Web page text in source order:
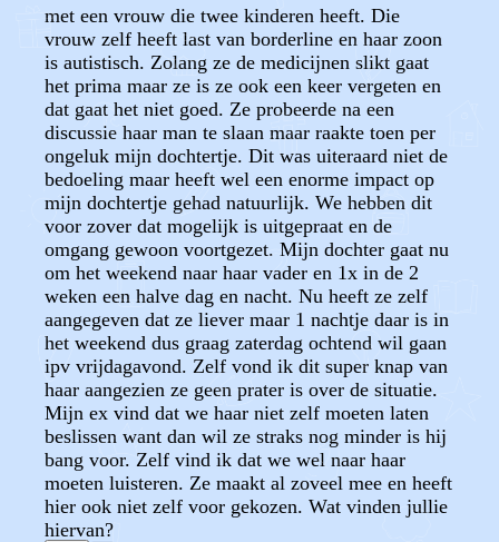
met een vrouw die twee kinderen heeft. Die
vrouw zelf heeft last van borderline en haar zoon
is autistisch. Zolang ze de medicijnen slikt gaat
het prima maar ze is ze ook een keer vergeten en
dat gaat het niet goed. Ze probeerde na een
discussie haar man te slaan maar raakte toen per
ongeluk mijn dochtertje. Dit was uiteraard niet de
bedoeling maar heeft wel een enorme impact op
mijn dochtertje gehad natuurlijk. We hebben dit
voor zover dat mogelijk is uitgepraat en de
omgang gewoon voortgezet. Mijn dochter gaat nu
om het weekend naar haar vader en 1x in de 2
weken een halve dag en nacht. Nu heeft ze zelf
aangegeven dat ze liever maar 1 nachtje daar is in
het weekend dus graag zaterdag ochtend wil gaan
ipv vrijdagavond. Zelf vond ik dit super knap van
haar aangezien ze geen prater is over de situatie.
Mijn ex vind dat we haar niet zelf moeten laten
beslissen want dan wil ze straks nog minder is hij
bang voor. Zelf vind ik dat we wel naar haar
moeten luisteren. Ze maakt al zoveel mee en heeft
hier ook niet zelf voor gekozen. Wat vinden jullie
hiervan?